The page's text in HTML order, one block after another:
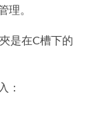
理。
是在C槽下的
：